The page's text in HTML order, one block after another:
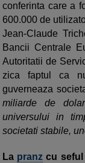
conferinta care a
600.000 de
Jean-Claude
Bancii Centrale
Autoritatii de
zica faptul ca
guverneaza
miliarde de
universului in
societati stabile,
La pranz cu seful